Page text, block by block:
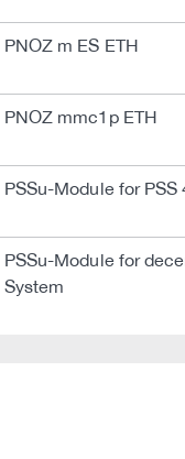
PNOZ m ES ETH
PNOZ mmc1p ETH
PSSu-Module for PSS
PSSu-Module for
System